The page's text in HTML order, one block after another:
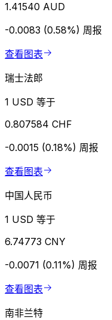
1.41540 AUD
-0.0083 (0.58%) 周报
查看图表
瑞士法郎
1 USD 等于
0.807584 CHF
-0.0015 (0.18%) 周报
查看图表
中国人民币
1 USD 等于
6.74773 CNY
-0.0071 (0.11%) 周报
查看图表
南非兰特